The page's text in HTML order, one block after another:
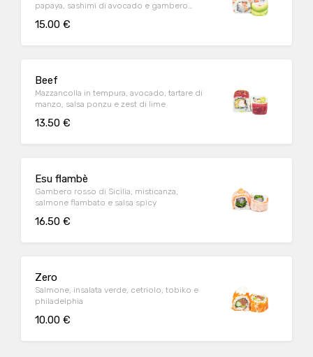
papaya, sashimi di avocado e gambero
15.00 €
Beef
Mazzancolla in tempura, avocado, tartare di
manzo, salsa ponzu e zest di lime
13.50 €
Esu flambè
Gambero rosso di Sicilia, misticanza,
salmone flambato e salsa spicy
16.50 €
Zero
Salmone, insalata verde, cetriolo, tobiko e
philadelphia
10.00 €